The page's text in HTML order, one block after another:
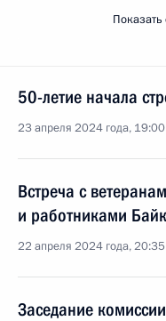
50-летие начала
23 апреля 2024 года, 19:00
Встреча с
и работниками
22 апреля 2024 года, 20:35
Заседание